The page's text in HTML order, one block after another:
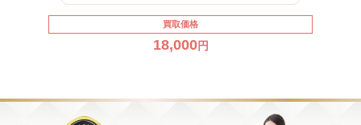
買取価格
18,000円